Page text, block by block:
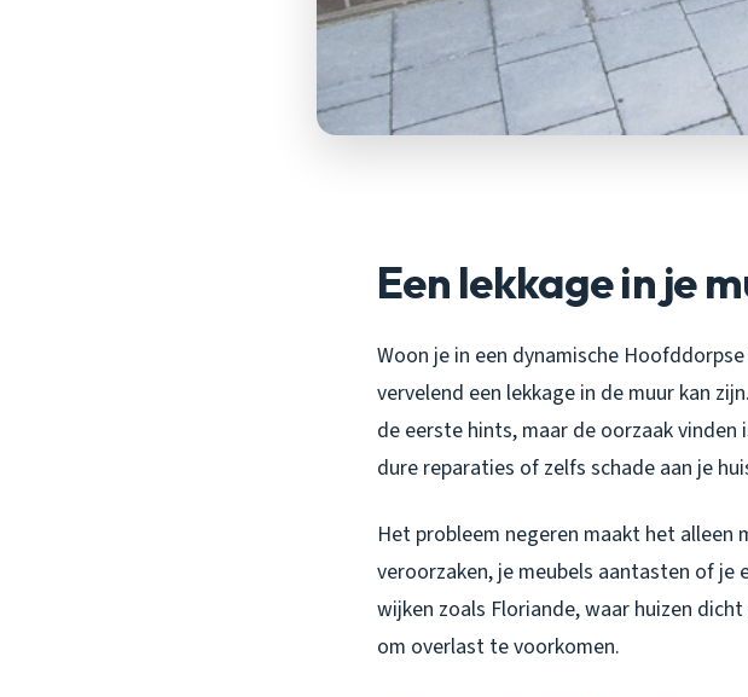
Een lekkage in je
Woon je in een dynamische
vervelend een lekkage in de muur kan
de eerste hints, maar de oorzaak
dure reparaties of zelfs schade aan je
Het probleem negeren maakt het alleen
veroorzaken, je meubels aantasten of
wijken zoals Floriande, waar huizen
om overlast te voorkomen.